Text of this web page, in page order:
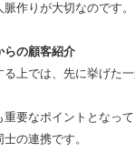
作りが大切なのです。
らの顧客紹介
る上では、先に挙げた
要なポイントとなって
の連携です。